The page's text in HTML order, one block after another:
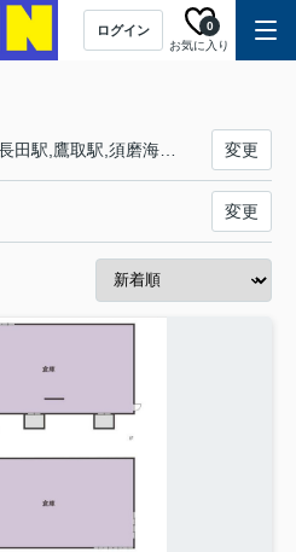
ログイン
お気に入り
0
変更
変更